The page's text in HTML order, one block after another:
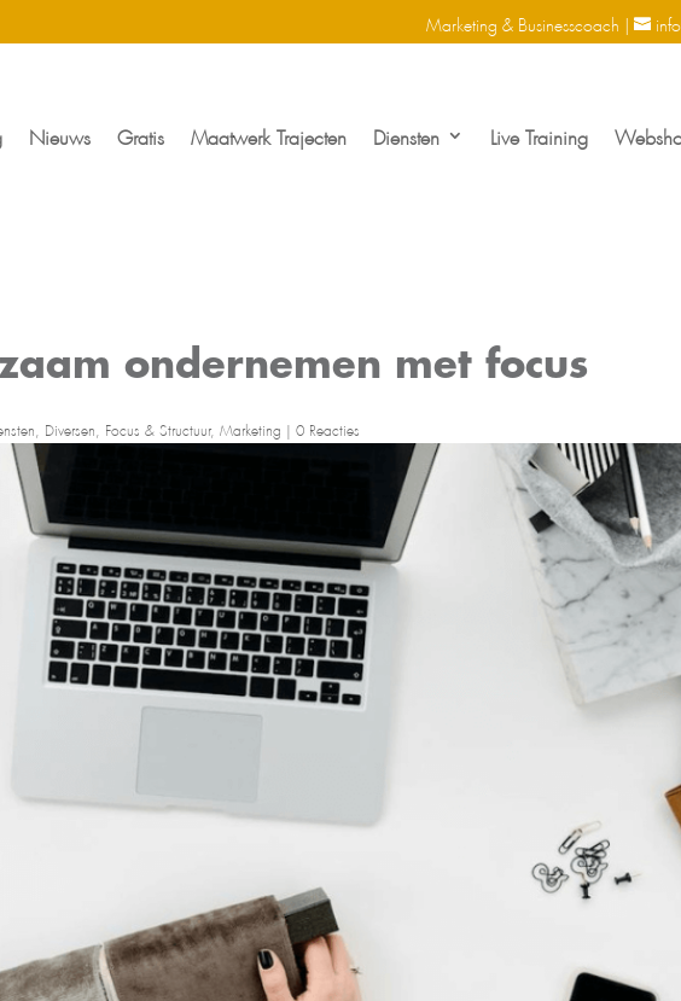
Marketing & Businesscoach |
Nieuws Gratis Maatwerk Trajecten Diensten Live Training
ondernemen met focus
Diversen Focus & Structuur, Marketing |0 Reacties